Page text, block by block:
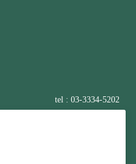
tel : 03-3334-5202